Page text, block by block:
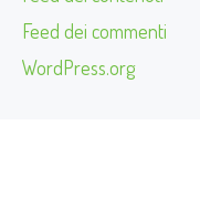
Feed dei commenti
WordPress.org